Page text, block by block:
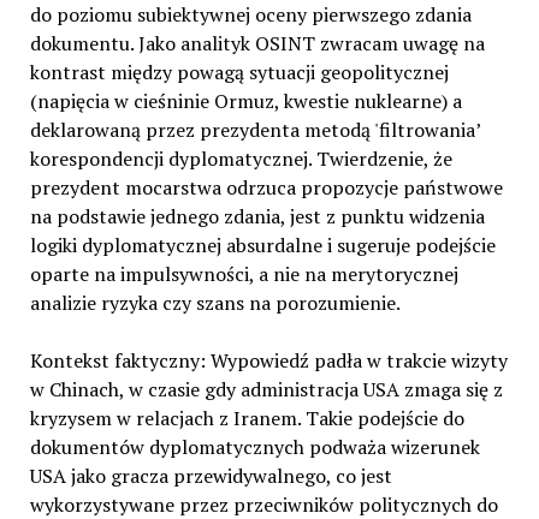
do poziomu subiektywnej oceny pierwszego zdania
dokumentu. Jako analityk OSINT zwracam uwagę na
kontrast między powagą sytuacji geopolitycznej
(napięcia w cieśninie Ormuz, kwestie nuklearne) a
deklarowaną przez prezydenta metodą 'filtrowania’
korespondencji dyplomatycznej. Twierdzenie, że
prezydent mocarstwa odrzuca propozycje państwowe
na podstawie jednego zdania, jest z punktu widzenia
logiki dyplomatycznej absurdalne i sugeruje podejście
oparte na impulsywności, a nie na merytorycznej
analizie ryzyka czy szans na porozumienie.
Kontekst faktyczny: Wypowiedź padła w trakcie wizyty
w Chinach, w czasie gdy administracja USA zmaga się z
kryzysem w relacjach z Iranem. Takie podejście do
dokumentów dyplomatycznych podważa wizerunek
USA jako gracza przewidywalnego, co jest
wykorzystywane przez przeciwników politycznych do